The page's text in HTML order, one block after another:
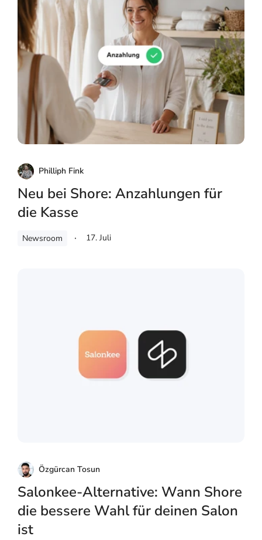
Philliph Fink
Neu bei Shore: Anzahlungen für
die Kasse
Newsroom 17. Juli
Özgürcan Tosun
Salonkee-Alternative: Wann Shore
die bessere Wahl für deinen Salon
ist